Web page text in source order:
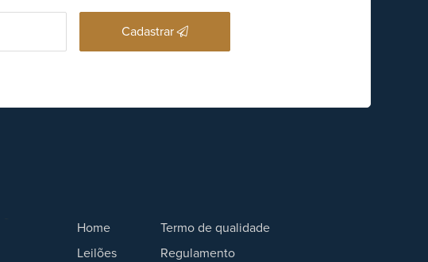
Cadastrar
Home
Leilões
Termo de qualidade
Regulamento